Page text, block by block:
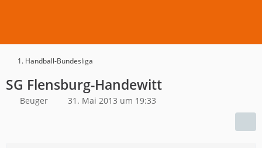
1. Handball-Bundesliga
SG Flensburg-Handewitt
Beuger 31. Mai 2013 um 19:33